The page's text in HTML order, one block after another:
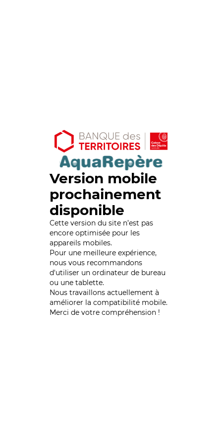
Version mobile
prochainement
disponible
Cette version du site n’est pas
encore optimisée pour les
appareils mobiles.
Pour une meilleure expérience,
nous vous recommandons
d'utiliser un ordinateur de bureau
ou une tablette.
Nous travaillons actuellement à
améliorer la compatibilité mobile.
Merci de votre compréhension !